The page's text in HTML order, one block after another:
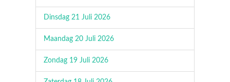
Dinsdag 21 Juli 2026
Maandag 20 Juli 2026
Zondag 19 Juli 2026